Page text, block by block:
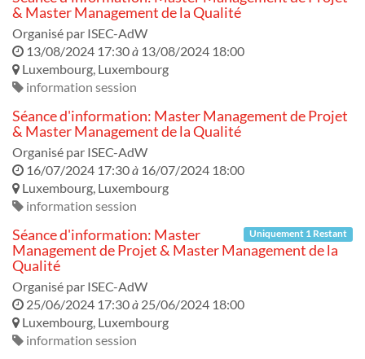
& Master Management de la Qualité
Organisé par ISEC-AdW
13/08/2024 17:30à 13/08/2024 18:00
Luxembourg, Luxembourg
information session
Séance d'information: Master Management de Projet
& Master Management de la Qualité
Organisé par ISEC-AdW
16/07/2024 17:30à 16/07/2024 18:00
Luxembourg, Luxembourg
information session
Uniquement 1 Restant
Séance d'information: Master
Management de Projet & Master Management de la
Qualité
Organisé par ISEC-AdW
25/06/2024 17:30à 25/06/2024 18:00
Luxembourg, Luxembourg
information session